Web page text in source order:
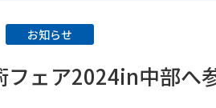
お知らせ
ェア2024in中部へ